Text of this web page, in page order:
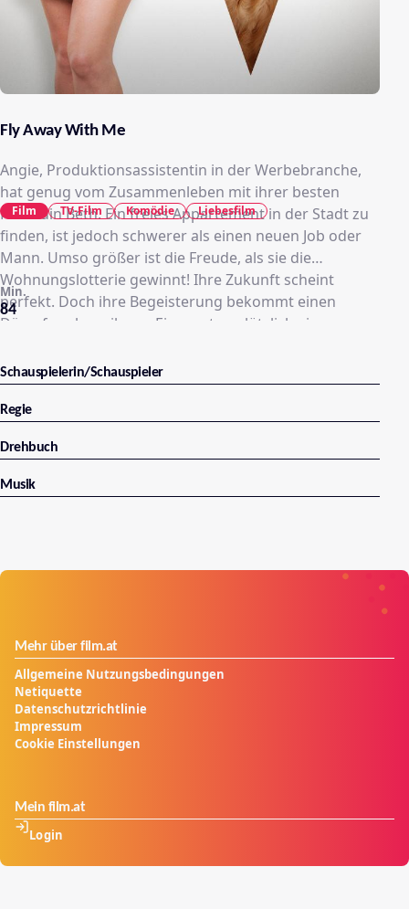
Fly Away With Me
Angie, Produktionsassistentin in der Werbebranche,
hat genug vom Zusammenleben mit ihrer besten
Freundin Beth. Ein freies Appartement in der Stadt zu
finden, ist jedoch schwerer als einen neuen Job oder
Mann. Umso größer ist die Freude, als sie die
Wohnungslotterie gewinnt! Ihre Zukunft scheint
perfekt. Doch ihre Begeisterung bekommt einen
Dämpfer, als an ihrem Einzugstag plötzlich ein
Denn Haustiere sind hier strikt verboten! Und als wäre
das nicht genug, entdeckt sie, dass ihr Nachbar Ted
ebenfalls ein geheimes Haustier versteckt. Gemeinsam
halten – und kommen sich dabei unerwartet näher.
84
Min.
Film TV-Film Komödie Liebesfilm
Schauspielerin/Schauspieler
Regie
Drehbuch
Musik
Mehr über film.at
Allgemeine Nutzungsbedingungen
Netiquette
Datenschutzrichtlinie
Impressum
Cookie Einstellungen
Mein film.at
Login